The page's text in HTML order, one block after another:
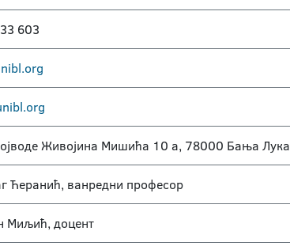
603
Живојина Мишића 10 а, 78000 Бања Лука
Ћеранић, ванредни професор
Миљић, доцент